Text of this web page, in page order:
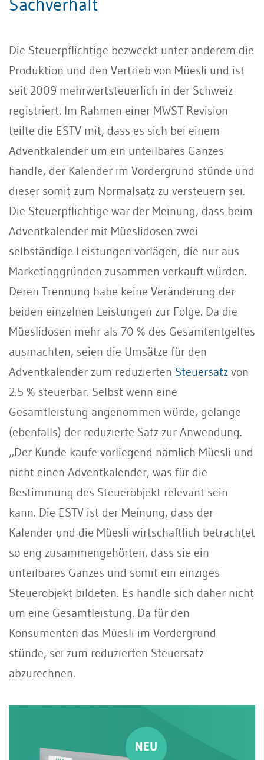
Die Steuerpflichtige bezweckt unter anderem die
Produktion und den Vertrieb von Müesli und ist
seit 2009 mehrwertsteuerlich in der Schweiz
registriert. Im Rahmen einer MWST Revision
teilte die ESTV mit, dass es sich bei einem
Adventkalender um ein unteilbares Ganzes
handle, der Kalender im Vordergrund stünde und
dieser somit zum Normalsatz zu versteuern sei.
Die Steuerpflichtige war der Meinung, dass beim
Adventkalender mit Müeslidosen zwei
selbständige Leistungen vorlägen, die nur aus
Marketinggründen zusammen verkauft würden.
Deren Trennung habe keine Veränderung der
beiden einzelnen Leistungen zur Folge. Da die
Müeslidosen mehr als 70 % des Gesamtentgeltes
ausmachten, seien die Umsätze für den
Adventkalender zum reduzierten Steuersatz von
2.5 % steuerbar. Selbst wenn eine
Gesamtleistung angenommen würde, gelange
(ebenfalls) der reduzierte Satz zur Anwendung.
„Der Kunde kaufe vorliegend nämlich Müesli und
nicht einen Adventkalender, was für die
Bestimmung des Steuerobjekt relevant sein
kann. Die ESTV ist der Meinung, dass der
Kalender und die Müesli wirtschaftlich betrachtet
so eng zusammengehörten, dass sie ein
unteilbares Ganzes und somit ein einziges
Steuerobjekt bildeten. Es handle sich daher nicht
um eine Gesamtleistung. Da für den
Konsumenten das Müesli im Vordergrund
stünde, sei zum reduzierten Steuersatz
abzurechnen.